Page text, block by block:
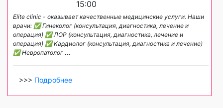
15:00
Elite clinic - оказывает качественные медицинские услуги. Наши
врачи: ✅ Гинеколог (консультация, диагностика, лечение и
операция) ✅ ЛОР (консультация, диагностика, лечение и
операция) ✅ Кардиолог (консультация, диагностика и лечение)
✅ Невропатолог ...
>>> Подробнее